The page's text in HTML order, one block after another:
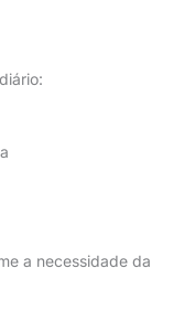
a necessidade da